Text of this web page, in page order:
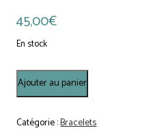
45,00€
En stock
quantité
de
Bracelet
Kendall
-
Ajouter au panier
Catégorie :Bracelets